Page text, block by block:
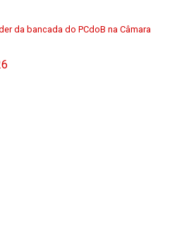
da bancada do PCdoB na Câmara